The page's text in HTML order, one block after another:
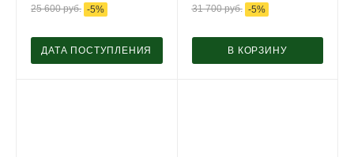
25 600руб. -5%
ДАТА ПОСТУПЛЕНИЯ
31 700руб. -5%
В КОРЗИНУ